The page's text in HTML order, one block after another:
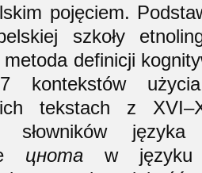
pojęciem.
szkoły
definicji
kontekstów
tekstach z
słowników języka
цнота w języku